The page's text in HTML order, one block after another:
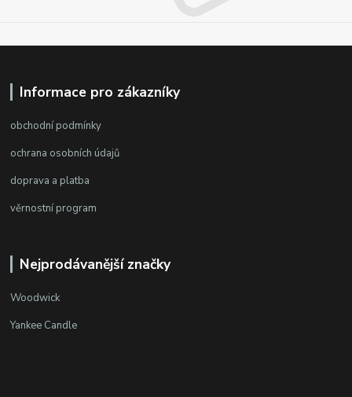
Informace pro zákazníky
obchodní podmínky
ochrana osobních údajů
doprava a platba
věrnostní program
Nejprodávanější značky
Woodwick
Yankee Candle